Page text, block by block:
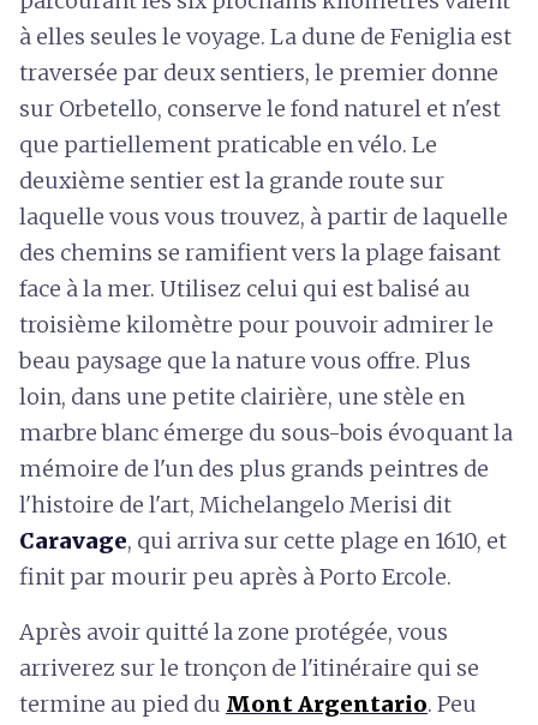
à elles seules le voyage. La dune de Feniglia est
traversée par deux sentiers, le premier donne
sur Orbetello, conserve le fond naturel et n'est
que partiellement praticable en vélo. Le
deuxième sentier est la grande route sur
laquelle vous vous trouvez, à partir de laquelle
des chemins se ramifient vers la plage faisant
face à la mer. Utilisez celui qui est balisé au
troisième kilomètre pour pouvoir admirer le
beau paysage que la nature vous offre. Plus
loin, dans une petite clairière, une stèle en
marbre blanc émerge du sous-bois évoquant la
mémoire de l'un des plus grands peintres de
l'histoire de l'art, Michelangelo Merisi dit
Caravage, qui arriva sur cette plage en 1610, et
finit par mourir peu après à Porto Ercole.
Après avoir quitté la zone protégée, vous
arriverez sur le tronçon de l'itinéraire qui se
termine au pied du Mont Argentario. Peu